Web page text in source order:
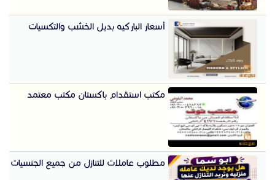
أسعار الباركيه بديل الخشب والتكسيات
مكتب استقدام باكستان مكتب معتمد
مطلوب عاملات للتنازل من جميع الجنسيات